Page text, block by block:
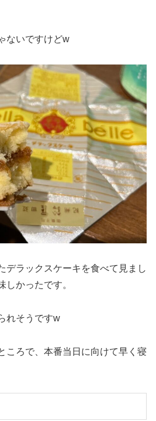
ないですけどw
デラックスケーキを食べて見まし
しかったです。
れそうですw
ころで、本番当日に向けて早く寝